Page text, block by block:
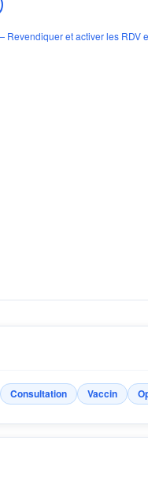
Revendiquer et activer les RDV
Consultation Vaccin